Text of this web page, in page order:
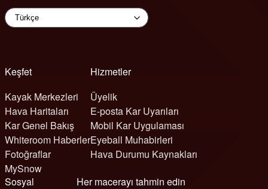
Keşfet
Kayak Merkezleri
Hava Haritaları
Kar Genel Bakış
Whiteroom Haberler
Fotoğraflar
MySnow
Hizmetler
Üyelik
E-posta Kar Uyarıları
Mobil Kar Uygulaması
Eyeball Muhabirleri
Hava Durumu Kaynakları
Sosyal
Her macerayı tahmin edin